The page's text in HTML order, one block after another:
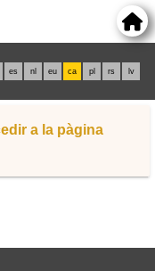
es nl eu ca pl rs lv
a la pàgina